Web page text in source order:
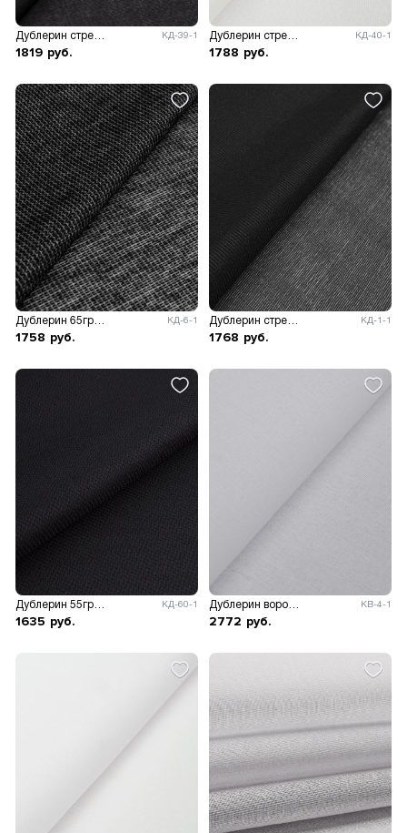
КД-39-1
1819 руб.
КД-40-1
1788 руб.
КД-6-1
1758 руб.
КД-1-1
1768 руб.
Дублерин 55гр/м.кв, ш.150см. КД-60-1
1635 руб.
Дублерин воротничковый 215гр/м.кв. КВ-4-1
2772 руб.